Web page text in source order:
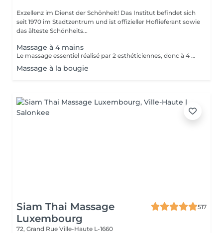
Exzellenz im Dienst der Schönheit! Das Institut befindet sich
seit 1970 im Stadtzentrum und ist offizieller Hoflieferant sowie
das älteste Schönheits...
Massage à 4 mains
Le massage essentiel réalisé par 2 esthéticiennes, donc à 4 mains est un massage du corps complet aux huiles essentielles, qui apporte une profonde relaxation. C'est une technique favorisant la circulation énergétique et qui réactive le métabolisme. C'est un massage où on retrouve le plaisir de donner et de recevoir. En fait c'est un mélange de différentes techniques : californienne, quant au rythme, la fluidité, manoeuvres enveloppantes, et suédoise, travail précis sur les différentes parties du corps.
Massage à la bougie
Siam Thai Massage
Luxembourg
517
72, Grand Rue Ville-Haute L-1660